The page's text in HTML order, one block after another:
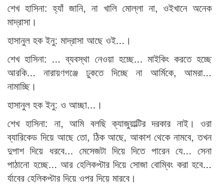
শেখ হাসিনা: হ্যাঁ জানি, না খালি মোল্লা না, ওইখানে অনেক
মাদ্রাসা।
হাসানুল হক ইনু: মাদ্রাসা আছে ওই...।
শেখ হাসিনা: ... ব্যবস্থা নেওয়া হচ্ছে... মাইকিং করতে হচ্ছে
আরকি... নারায়ণগঞ্জে ঢুকতে দিচ্ছে না আর্মিকে, আমরা...
নামাচ্ছি।
হাসানুল হক ইনু: ও আচ্ছা...।
শেখ হাসিনা: না, আমি বলছি ক্যাজুয়াল্টির দরকার নাই। ওরা
ব্যারিকেড দিয়ে আছে তো, ঠিক আছে, আকাশ থেকে নামবে, তখন
দুপাশ দিয়ে ধরবে... মেসেজটা দিয়ে দিতে পারেন যে... সেনা
পাঠানো হচ্ছে... আর হেলিকপ্টার দিয়ে সোজা বোম্বিং করা হবে...
র্যাবের হেলিকপ্টার দিয়ে ওপর দিয়ে মারবে।